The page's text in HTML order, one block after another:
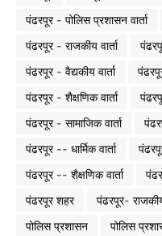
पंढरपूर - पोलिस प्रशासन वार्ता
पंढरपूर - राजकीय वार्ता
पंढरपूर - वैद्यकीय वार्ता
पंढरपूर - शैक्षणिक वार्ता
पंढरपूर - सामाजिक वार्ता
पंढरपूर -- धार्मिक वार्ता
पंढरपूर -- शैक्षणिक वार्ता
पंढरपूर शहर
पंढरपूर- राजकीय
पोलिस प्रशासन
पोलिस